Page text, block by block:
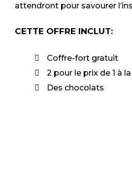
attendront pour savourer
CETTE OFFRE INCLUT:
Coffre-fort gratuit
2 pour le prix de 1 à
Des chocolats